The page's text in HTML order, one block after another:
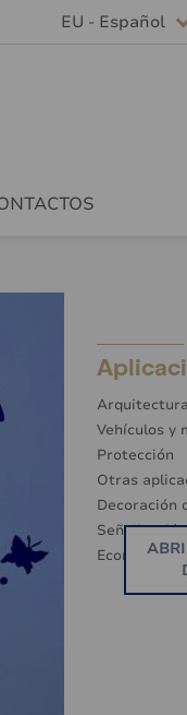
EU - Español
Arquitectura
Vehículos y
Protección
Otras
Decoración
Señalización